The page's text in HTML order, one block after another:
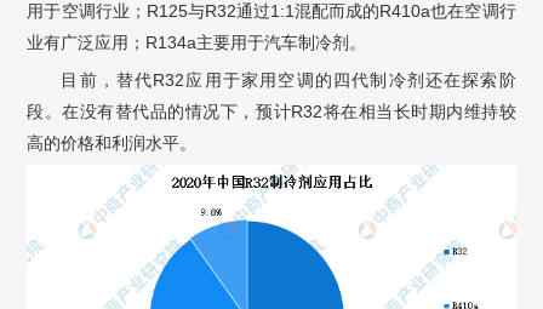
用于空调行业；R125与R32通过1:1混配而成的R410a也在空调行
业有广泛应用；R134a主要用于汽车制冷剂。
目前，替代R32应用于家用空调的四代制冷剂还在探索阶
段。在没有替代品的情况下，预计R32将在相当长时期内维持较
高的价格和利润水平。